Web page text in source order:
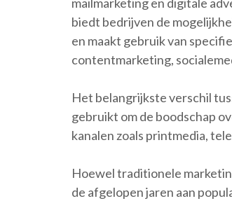
biedt bedrijven de
en maakt gebruik van
contentmarketing,
Het belangrijkste verschil
gebruikt om de boodschap
kanalen zoals printmedia,
Hoewel traditionele
de afgelopen jaren aan